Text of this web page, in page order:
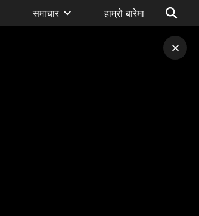
समाचार हाम्रो बारेमा